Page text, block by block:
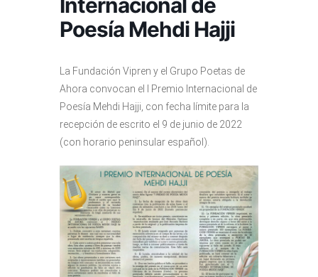
Poesía Mehdi Hajji
La Fundación Vipren y el Grupo Poetas de
Ahora convocan el I Premio Internacional de
Poesía Mehdi Hajji, con fecha límite para la
recepción de escrito el 9 de junio de 2022
(con horario peninsular español).